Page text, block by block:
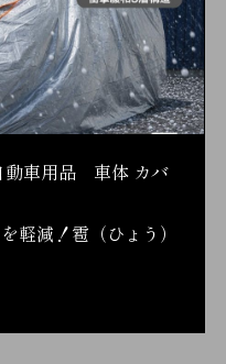
車用品 車体 カバ
軽減！雹（ひょう）